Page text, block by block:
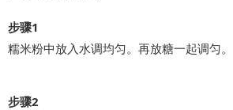
步骤1
糯米粉中放入水调均匀。再放糖一起调匀。
步骤2